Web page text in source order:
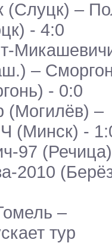
(Слуцк) –
- 4:0
–
- 0:0
(Могилёв) –
(Минск) -
97
2010
–
тур